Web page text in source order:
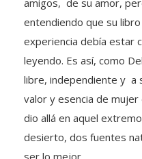
entendiendo que su
experiencia debía estar
leyendo. Es así, como
libre, independiente y a
valor y esencia de
dio allá en aquel
desierto, dos fuentes
ser lo mejor.